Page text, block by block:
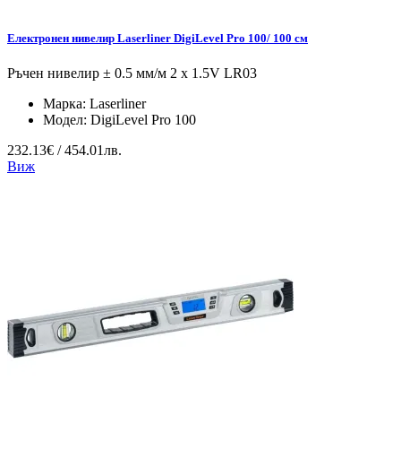
Електронен нивелир Laserliner DigiLevel Pro 100/ 100 см
Ръчен нивелир ± 0.5 мм/м 2 x 1.5V LR03
Марка: Laserliner
Модел: DigiLevel Pro 100
232.13€ / 454.01лв.
Виж